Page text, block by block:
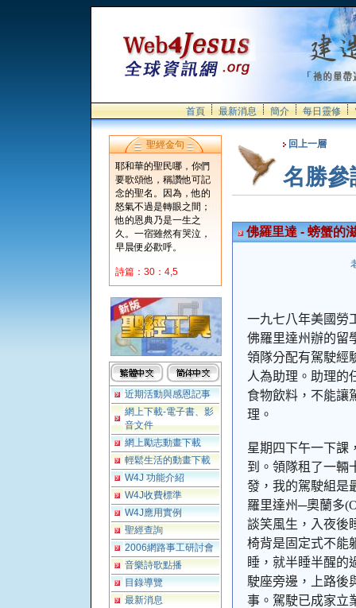
首頁 最新消息 簡介 每日靈修
聖經金句
耶和華的聖民哪，你們
要歌頌他，稱讚他可記
念的聖名。因為，他的
怒氣不過是轉眼之間；
他的恩典乃是一生之
久。一宿雖然有哭泣，
早晨便必歡呼。
詩篇：30：4,5
近期活動與感恩記事
網上下載-電子書、影
音文件
網上勵志動畫下載
輕鬆生活的動畫下載
W4J 功能介紹
W4J收費標準
W4J應用實例
聖經查詢
2006網路事工研討會
音樂詩歌點播
目錄導覽
最新消息
回上一層
名勝參
佛羅里達 - 螃蟹的
一九七八年美國勞
佛羅里達州辦的留
領隊分配有駕駛經
人為助理。助理的
食物飲料，不能讓
理。
星期四下午一下課
到。領隊租了一輛
發，我的駕駛組是
羅里達州─奧蘭多
談笑風生，入夜後
椅背是固定式不能
睡，就半睡半醒的
駛座旁邊，上路後
事。駕駛已成家立